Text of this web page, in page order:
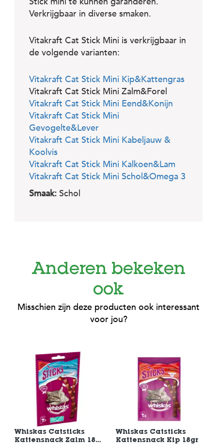
Verkrijgbaar in diverse smaken.
Vitakraft Cat Stick Mini is verkrijgbaar in
de volgende varianten:
Vitakraft Cat Stick Mini Kip&Kattengras
Vitakraft Cat Stick Mini Zalm&Forel
Vitakraft Cat Stick Mini Eend&Konijn
Vitakraft Cat Stick Mini
Gevogelte&Lever
Vitakraft Cat Stick Mini Kabeljauw &
Koolvis
Vitakraft Cat Stick Mini Kalkoen&Lam
Vitakraft Cat Stick Mini Schol&Omega 3
Smaak: Schol
Anderen bekeken
ook
Misschien zijn deze producten ook interessant
voor jou?
Whiskas Catsticks
Kattensnack Zalm 18
Whiskas Catsticks
Kattensnack Kip 18gr